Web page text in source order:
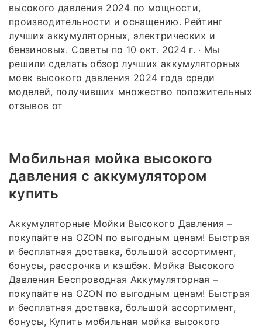
высокого давления 2024 по мощности,
производительности и оснащению. Рейтинг
лучших аккумуляторных, электрических и
бензиновых. Советы по 10 окт. 2024 г. · Мы
решили сделать обзор лучших аккумуляторных
моек высокого давления 2024 года среди
моделей, получивших множество положительных
отзывов от
Мобильная мойка высокого
давления с аккумулятором
купить
Аккумуляторные Мойки Высокого Давления –
покупайте на OZON по выгодным ценам! Быстрая
и бесплатная доставка, большой ассортимент,
бонусы, рассрочка и кэшбэк. Мойка Высокого
Давления Беспроводная Аккумуляторная –
покупайте на OZON по выгодным ценам! Быстрая
и бесплатная доставка, большой ассортимент,
бонусы, Купить мобильная мойка высокого